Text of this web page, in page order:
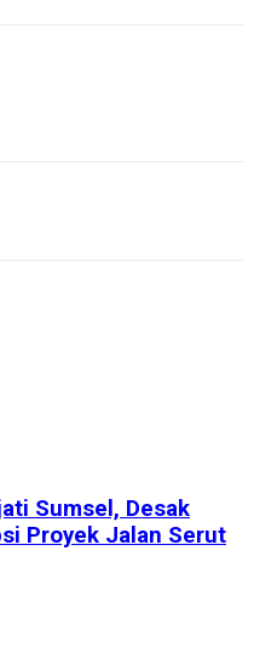
Sumsel, Desak
Proyek Jalan Serut